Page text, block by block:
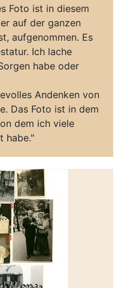
Foto ist in diesem
auf der ganzen
aufgenommen. Es
Ich lache
habe oder
Andenken von
Das Foto ist in dem
dem ich viele
habe."